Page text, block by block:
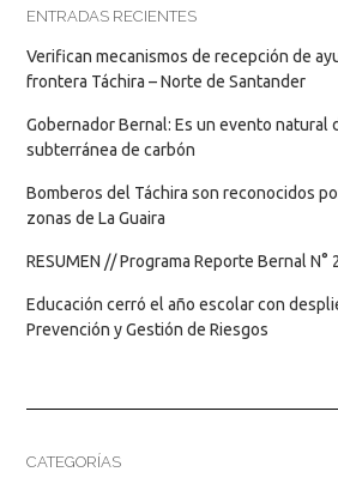
ENTRADAS RECIENTES
Verifican mecanismos de recepción de
frontera Táchira – Norte de Santander
Gobernador Bernal: Es un evento natural
subterránea de carbón
Bomberos del Táchira son reconocidos
zonas de La Guaira
RESUMEN // Programa Reporte Bernal N°
Educación cerró el año escolar con
Prevención y Gestión de Riesgos
CATEGORÍAS